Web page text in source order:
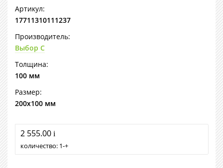
Артикул:
17711310111237
Производитель:
Выбор С
Толщина:
100 мм
Размер:
200х100 мм
2 555.00 i
количество: 1 +